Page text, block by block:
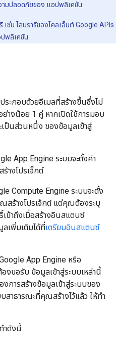
มปลอดภัยของ แอปพลิเคชัน
เช่น ไลบรารีของไคลเอ็นต์ Google APIs
พลิเคชัน
ะกอบด้วยอีเมลที่สร้างขึ้นซึ่งไม่
างน้อย 1 คู่ หากเปิดใช้การมอบ
ป็นส่วนหนึ่ง ของข้อมูลเข้าสู่
App Engine ระบบจะตั้งค่า
างโปรเจ็กต์
Compute Engine ระบบจะตั้ง
สร้างโปรเจ็กต์ แต่คุณต้องระบุ
ข้าถึงเมื่อสร้างอินสแตนซ์
เพิ่มเติมได้ที่เตรียมอินสแตนซ์
App Engine หรือ
ขอรับ ข้อมูลเข้าสู่ระบบเหล่านี้
การสร้างข้อมูลเข้าสู่ระบบของ
สาธารณะที่คุณสร้างไว้แล้ว ให้ทำ
ำดังนี้